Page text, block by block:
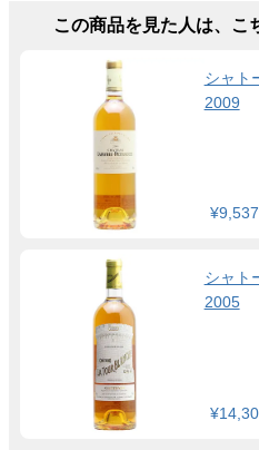
この商品を見た人は、こ
シャト
2009
¥9,537
シャト
2005